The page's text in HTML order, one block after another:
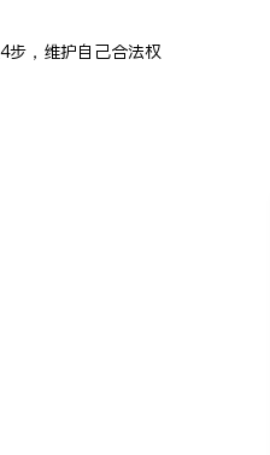
步，维护自己合法权